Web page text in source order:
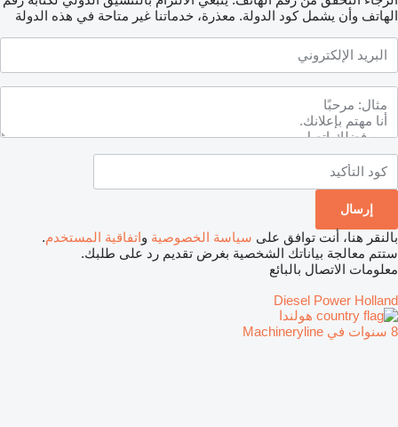
الهاتف وأن يشمل كود الدولة. معذرة، خدماتنا غير متاحة في هذه الدولة
بالنقر هنا، أنت توافق على سياسة الخصوصية واتفاقية المستخدم.
ستتم معالجة بياناتك الشخصية بغرض تقديم رد على طلبك.
معلومات الاتصال بالبائع
Diesel Power Holland
هولندا
8 سنوات في Machineryline